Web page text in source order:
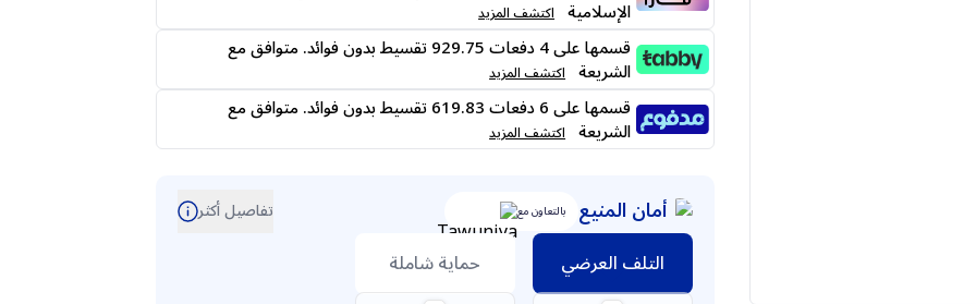
الإسلامية اكتشف المزيد
قسمها على 4 دفعات 929.75 تقسيط بدون فوائد. متوافق مع
الشريعة اكتشف المزيد
قسمها على 6 دفعات 619.83 تقسيط بدون فوائد. متوافق مع
الشريعة اكتشف المزيد
أمان المنيع بالتعاون مع تفاصيل أكثر
التلف العرضي
حماية شاملة